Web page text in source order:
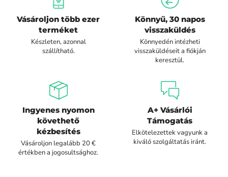
Vásároljon több ezer
terméket
Készleten, azonnal
szállítható.
Könnyű, 30 napos
visszaküldés
Könnyedén intézheti
visszaküldéseit a fiókján
keresztül.
Ingyenes nyomon
követhető
kézbesítés
Vásároljon legalább 20 €
értékben a jogosultsághoz.
A+ Vásárlói
Támogatás
Elkötelezettek vagyunk a
kiváló szolgáltatás iránt.